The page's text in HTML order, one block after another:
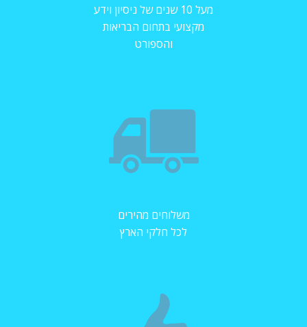
מעל 10 שנים של ניסיון וידע
מקצועי בתחום הבריאות
והספורט
משלוחים מהירים
לכל חלקי הארץ